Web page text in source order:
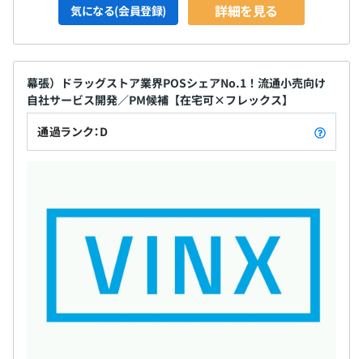
気になる(会員登録) 詳細を見る
幕張）ドラッグストア業界POSシェアNo.1！流通小売向け
自社サービス開発／PM候補【在宅可×フレックス】
通過ランク：D